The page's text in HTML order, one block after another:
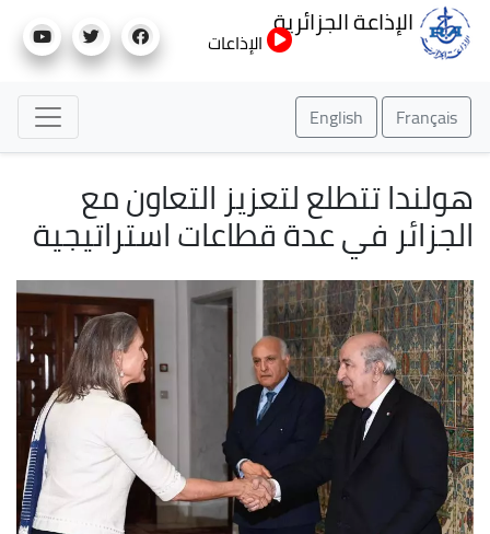
إلى
الإذاعة الجزائرية
الإذاعات
Français
English
هولندا تتطلع لتعزيز التعاون مع
الجزائر في عدة قطاعات استراتيجية